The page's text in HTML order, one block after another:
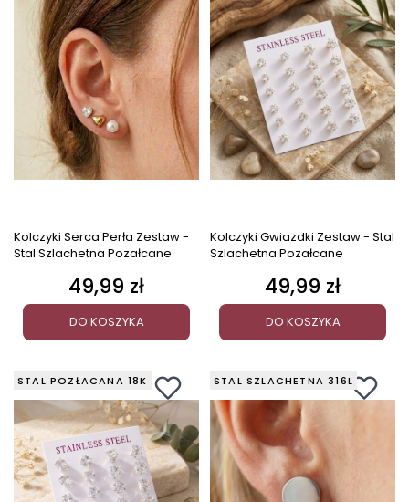
Kolczyki Serca Perła Zestaw -
Stal Szlachetna Pozałcane
Cena
49,99 zł
DO KOSZYKA
Kolczyki Gwiazdki Zestaw - Stal
Szlachetna Pozałcane
Cena
49,99 zł
DO KOSZYKA
STAL POZŁACANA 18K STAL SZLACHETNA 316L